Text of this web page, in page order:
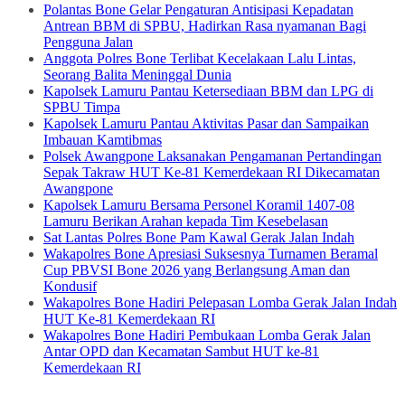
Polantas Bone Gelar Pengaturan Antisipasi Kepadatan
Antrean BBM di SPBU, Hadirkan Rasa nyamanan Bagi
Pengguna Jalan
Anggota Polres Bone Terlibat Kecelakaan Lalu Lintas,
Seorang Balita Meninggal Dunia
Kapolsek Lamuru Pantau Ketersediaan BBM dan LPG di
SPBU Timpa
Kapolsek Lamuru Pantau Aktivitas Pasar dan Sampaikan
Imbauan Kamtibmas
Polsek Awangpone Laksanakan Pengamanan Pertandingan
Sepak Takraw HUT Ke-81 Kemerdekaan RI Dikecamatan
Awangpone
Kapolsek Lamuru Bersama Personel Koramil 1407-08
Lamuru Berikan Arahan kepada Tim Kesebelasan
Sat Lantas Polres Bone Pam Kawal Gerak Jalan Indah
Wakapolres Bone Apresiasi Suksesnya Turnamen Beramal
Cup PBVSI Bone 2026 yang Berlangsung Aman dan
Kondusif
Wakapolres Bone Hadiri Pelepasan Lomba Gerak Jalan Indah
HUT Ke-81 Kemerdekaan RI
Wakapolres Bone Hadiri Pembukaan Lomba Gerak Jalan
Antar OPD dan Kecamatan Sambut HUT ke-81
Kemerdekaan RI